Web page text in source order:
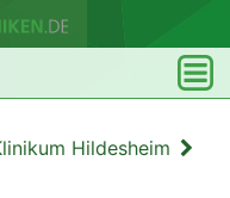
Hildesheim